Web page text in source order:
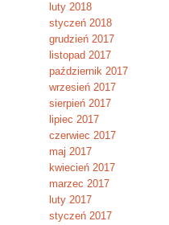
luty 2018
styczeń 2018
grudzień 2017
listopad 2017
październik 2017
wrzesień 2017
sierpień 2017
lipiec 2017
czerwiec 2017
maj 2017
kwiecień 2017
marzec 2017
luty 2017
styczeń 2017